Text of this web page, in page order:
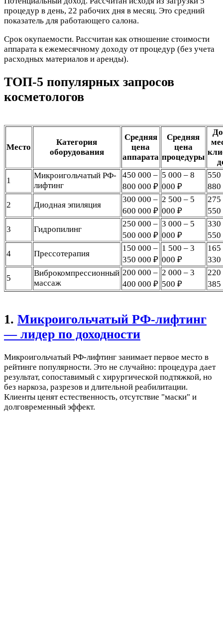
процедур в день, 22 рабочих дня в месяц. Это средний
показатель для работающего салона.
Срок окупаемости. Рассчитан как отношение стоимости
аппарата к ежемесячному доходу от процедур (без учета
расходных материалов и аренды).
ТОП-5 популярных запросов
косметологов
Место
Категория
оборудования
Средняя
цена
аппарата
Средняя
цена
процедуры
1
Микроигольчатый РФ-
лифтинг
450 000 –
800 000 ₽
5 000 – 8
000 ₽
550
880
2
Диодная эпиляция
300 000 –
600 000 ₽
2 500 – 5
000 ₽
275
3
Гидропилинг
250 000 –
500 000 ₽
3 000 – 5
000 ₽
330
4
Прессотерапия
150 000 –
350 000 ₽
1 500 – 3
000 ₽
165
330
5
Виброкомпрессионный
массаж
200 000 –
400 000 ₽
2 000 – 3
500 ₽
220
385
1. Микроигольчатый РФ-лифтинг
— лидер по доходности
Микроигольчатый РФ-лифтинг занимает первое место в
рейтинге популярности. Это не случайно: процедура дает
результат, сопоставимый с хирургической подтяжкой, но
без наркоза, разрезов и длительной реабилитации.
Клиенты ценят естественность, отсутствие "маски" и
долговременный эффект.